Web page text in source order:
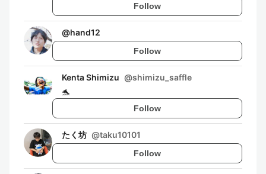
Follow
@hand12
Follow
Kenta Shimizu @shimizu_saffle
🐬
Follow
たく坊 @taku10101
Follow